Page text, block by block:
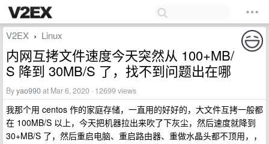
V2EX › Linux
内网互拷文件速度今天突然从 100+MB/
S 降到 30MB/S 了，找不到问题出在哪
Byyao990at Mar 6, 2020 · 12699 views
我那个用 centos 作的家庭存储，一直用的好好的，大文件互拷一般都
在 100MB/S 以上，今天把机器拉出来吹了下灰尘，然后速度就降到
30+MB/S 了，然后重启电脑、重启路由器、重做水晶头都不顶用，，